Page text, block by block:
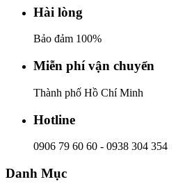
Hài lòng
Bảo đảm 100%
Miễn phí vận chuyển
Thành phố Hồ Chí Minh
Hotline
0906 79 60 60 - 0938 304 354
Danh Mục